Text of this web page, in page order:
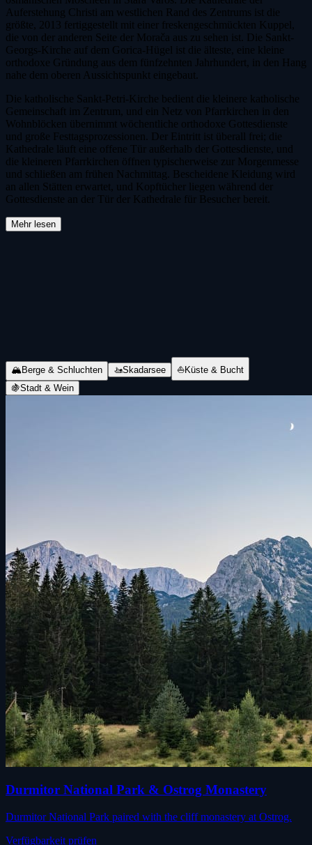
Auferstehung Christi am westlichen Rand des Zentrums ist die
größte, 2013 fertiggestellt mit einer freskengeschmückten Kuppel,
die von der anderen Seite der Morača aus zu sehen ist. Die Sankt-
Georgs-Kirche auf dem Gorica-Hügel ist die älteste, eine kleine
orthodoxe Gründung aus dem fünfzehnten Jahrhundert, in den Hang
nahe dem oberen Aussichtspunkt eingebaut.
Die katholische Sankt-Petri-Kirche bedient die kleinere katholische
Gemeinschaft im Zentrum, und ein Netz von Pfarrkirchen in den
Wohnblöcken übernimmt wöchentliche orthodoxe Gottesdienste
und große Festtagsprozessionen. Der Eintritt ist überall frei; die
Kathedrale läuft eine offene Tür außerhalb der Gottesdienste, und
die kleineren Pfarrkirchen öffnen typischerweise zur Morgenmesse
und schließen am frühen Nachmittag. Bescheidene Kleidung wird
an allen Stätten erwartet, und Kopftücher liegen während der
Gottesdienste an der Tür der Kathedrale für Besucher bereit.
Mehr lesen
🏔Berge & Schluchten 🚤Skadarsee ⛵Küste & Bucht
🍇Stadt & Wein
Durmitor National Park & Ostrog Monastery
Durmitor National Park paired with the cliff monastery at Ostrog.
Verfügbarkeit prüfen